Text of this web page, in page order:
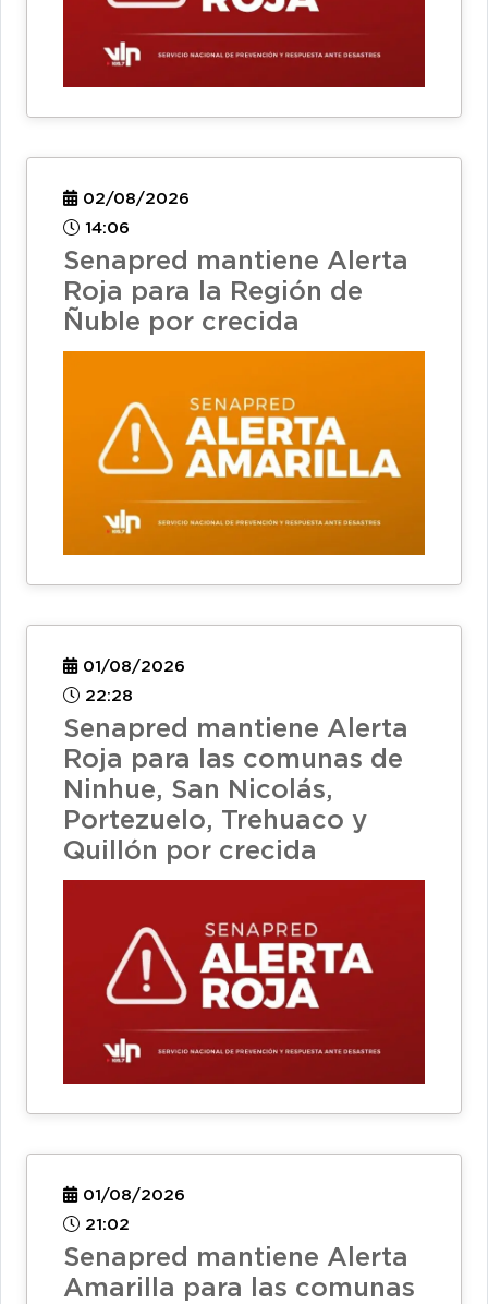
02/08/2026
14:06
Senapred mantiene Alerta
Roja para la Región de
Ñuble por crecida
01/08/2026
22:28
Senapred mantiene Alerta
Roja para las comunas de
Ninhue, San Nicolás,
Portezuelo, Trehuaco y
Quillón por crecida
01/08/2026
21:02
Senapred mantiene Alerta
Amarilla para las comunas